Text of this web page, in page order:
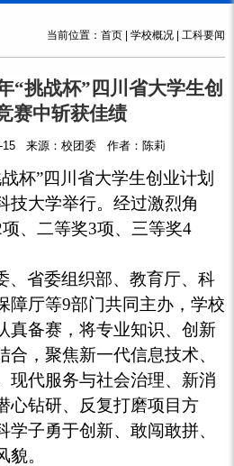
当前位置： 首页 | 学校概况 | 工科要闻
“挑战杯”四川省大学生创
赛中斩获佳绩
15 来源：校团委 作者：陈莉
杯”四川省大学生创业计划
技大学举行。经过激烈角
、二等奖3项、三等奖4
、省委组织部、教育厅、科
障厅等9部门共同主办，学校
真备赛，将专业知识、创新
，聚焦新一代信息技术、
现代服务与社会治理、新消
心钻研、反复打磨项目方
子勇于创新、敢闯敢拼、
。